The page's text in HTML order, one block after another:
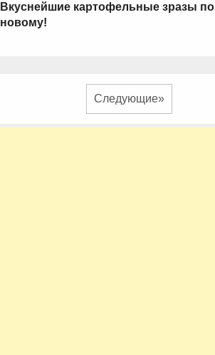
Вкуснейшие картофельные зразы по
новому!
Следующие»